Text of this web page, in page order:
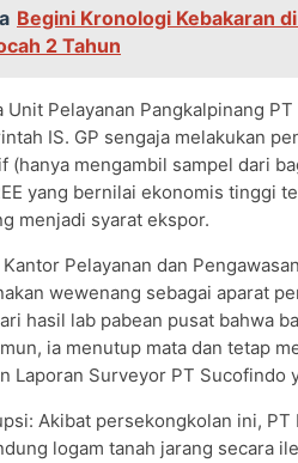
Begini Kronologi Kebakaran
2 Tahun
Unit Pelayanan Pangkalpinang
IS. GP sengaja melakukan
(hanya mengambil sampel dari
yang bernilai ekonomis tinggi
menjadi syarat ekspor.
Kantor Pelayanan dan
wewenang sebagai aparat
hasil lab pabean pusat bahwa
ia menutup mata dan tetap
Laporan Surveyor PT Sucofindo
Akibat persekongkolan ini,
logam tanah jarang secara